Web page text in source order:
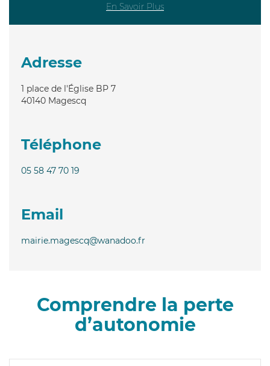
En Savoir Plus
Adresse
1 place de l'Église BP 7
40140 Magescq
Téléphone
05 58 47 70 19
Email
mairie.magescq@wanadoo.fr
Comprendre la perte
d’autonomie